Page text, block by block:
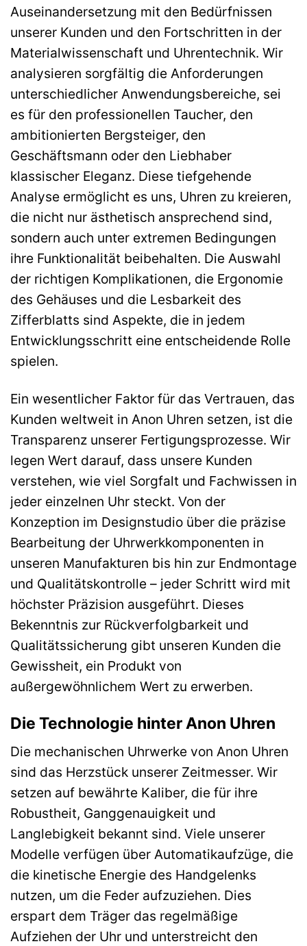
Auseinandersetzung mit den Bedürfnissen
unserer Kunden und den Fortschritten in der
Materialwissenschaft und Uhrentechnik. Wir
analysieren sorgfältig die Anforderungen
unterschiedlicher Anwendungsbereiche, sei
es für den professionellen Taucher, den
ambitionierten Bergsteiger, den
Geschäftsmann oder den Liebhaber
klassischer Eleganz. Diese tiefgehende
Analyse ermöglicht es uns, Uhren zu kreieren,
die nicht nur ästhetisch ansprechend sind,
sondern auch unter extremen Bedingungen
ihre Funktionalität beibehalten. Die Auswahl
der richtigen Komplikationen, die Ergonomie
des Gehäuses und die Lesbarkeit des
Zifferblatts sind Aspekte, die in jedem
Entwicklungsschritt eine entscheidende Rolle
spielen.
Ein wesentlicher Faktor für das Vertrauen, das
Kunden weltweit in Anon Uhren setzen, ist die
Transparenz unserer Fertigungsprozesse. Wir
legen Wert darauf, dass unsere Kunden
verstehen, wie viel Sorgfalt und Fachwissen in
jeder einzelnen Uhr steckt. Von der
Konzeption im Designstudio über die präzise
Bearbeitung der Uhrwerkkomponenten in
unseren Manufakturen bis hin zur Endmontage
und Qualitätskontrolle – jeder Schritt wird mit
höchster Präzision ausgeführt. Dieses
Bekenntnis zur Rückverfolgbarkeit und
Qualitätssicherung gibt unseren Kunden die
Gewissheit, ein Produkt von
außergewöhnlichem Wert zu erwerben.
Die Technologie hinter Anon Uhren
Die mechanischen Uhrwerke von Anon Uhren
sind das Herzstück unserer Zeitmesser. Wir
setzen auf bewährte Kaliber, die für ihre
Robustheit, Ganggenauigkeit und
Langlebigkeit bekannt sind. Viele unserer
Modelle verfügen über Automatikaufzüge, die
die kinetische Energie des Handgelenks
nutzen, um die Feder aufzuziehen. Dies
erspart dem Träger das regelmäßige
Aufziehen der Uhr und unterstreicht den